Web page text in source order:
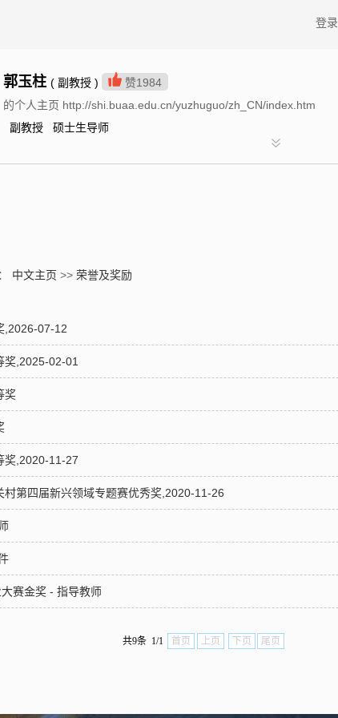
登录
郭玉柱 ( 副教授 ) 赞1984
的个人主页 http://shi.buaa.edu.cn/yuzhuguo/zh_CN/index.htm
副教授 硕士生导师
中文主页 >> 荣誉及奖励
,2026-07-12
奖,2025-02-01
奖
奖,2020-11-27
第四届新兴领域专题赛优秀奖,2020-11-26
赛金奖 - 指导教师
共9条 1/1 首页 上页 下页 尾页